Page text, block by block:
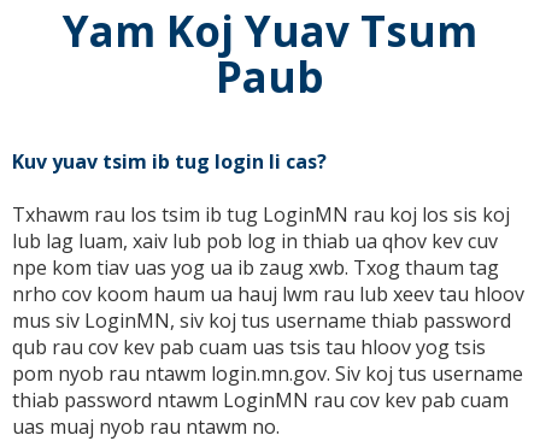
Yam Koj Yuav Tsum
Paub
Kuv yuav tsim ib tug login li cas?
Txhawm rau los tsim ib tug LoginMN rau koj los sis koj
lub lag luam, xaiv lub pob log in thiab ua qhov kev cuv
npe kom tiav uas yog ua ib zaug xwb. Txog thaum tag
nrho cov koom haum ua hauj lwm rau lub xeev tau hloov
mus siv LoginMN, siv koj tus username thiab password
qub rau cov kev pab cuam uas tsis tau hloov yog tsis
pom nyob rau ntawm login.mn.gov. Siv koj tus username
thiab password ntawm LoginMN rau cov kev pab cuam
uas muaj nyob rau ntawm no.